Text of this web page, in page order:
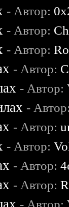
- Автор:
- Автор:
- Автор:
- Автор:
- Автор:
-
- Автор:
- Автор:
- Автор:
- Автор:
- Автор: